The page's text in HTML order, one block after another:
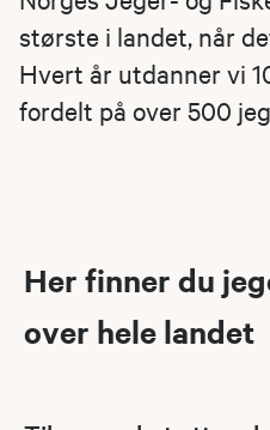
største i landet, når
Hvert år utdanner vi
fordelt på over 500
Her finner du
over hele landet